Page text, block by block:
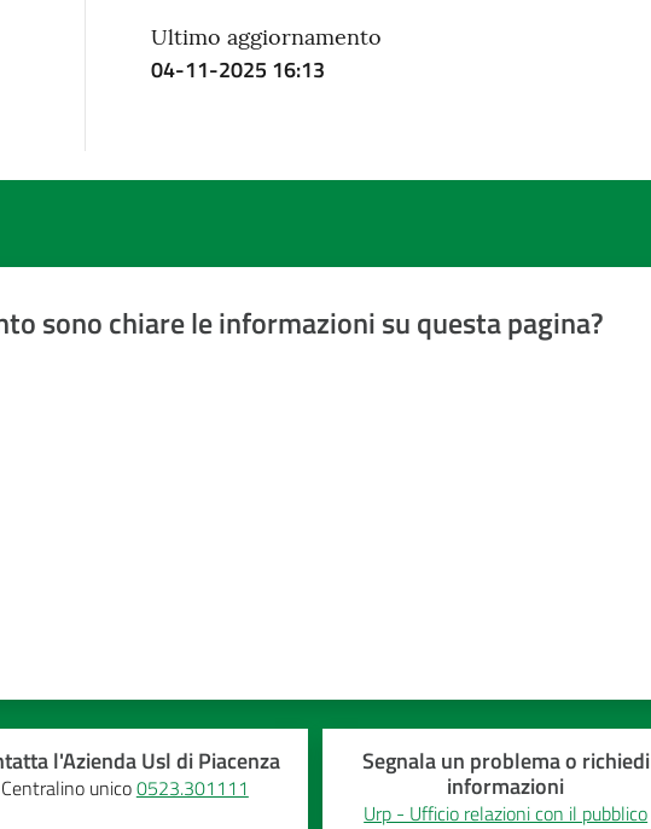
Ultimo aggiornamento
04-11-2025 16:13
sono chiare le informazioni su questa pagina?
l'Azienda Usl di Piacenza
Centralino unico0523.301111
Segnala un problema o richiedi
informazioni
Urp - Ufficio relazioni con il pubblico